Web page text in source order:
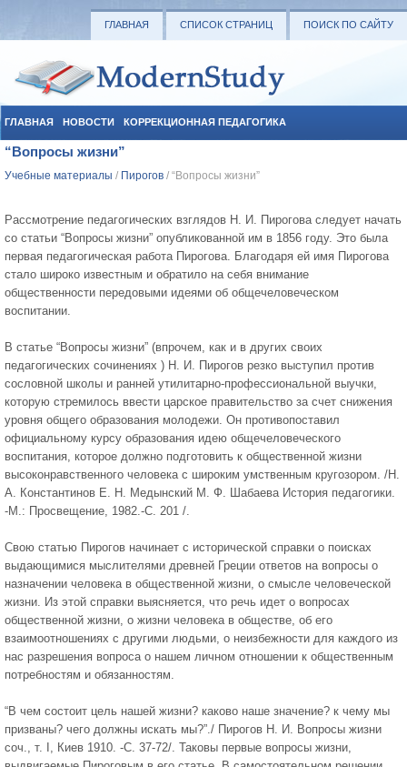
ГЛАВНАЯ СПИСОК СТРАНИЦ ПОИСК ПО САЙТУ
ГЛАВНАЯ НОВОСТИ КОРРЕКЦИОННАЯ ПЕДАГОГИКА
СОЦИАЛЬНАЯ ПЕДАГОГИКА
“Вопросы жизни”
Учебные материалы / Пирогов / “Вопросы жизни”
Рассмотрение педагогических взглядов Н. И. Пирогова следует начать
со статьи “Вопросы жизни” опубликованной им в 1856 году. Это была
первая педагогическая работа Пирогова. Благодаря ей имя Пирогова
стало широко известным и обратило на себя внимание
общественности передовыми идеями об общечеловеческом
воспитании.
В статье “Вопросы жизни” (впрочем, как и в других своих
педагогических сочинениях ) Н. И. Пирогов резко выступил против
сословной школы и ранней утилитарно-профессиональной выучки,
которую стремилось ввести царское правительство за счет снижения
уровня общего образования молодежи. Он противопоставил
официальному курсу образования идею общечеловеческого
воспитания, которое должно подготовить к общественной жизни
высоконравственного человека с широким умственным кругозором. /Н.
А. Константинов Е. Н. Медынский М. Ф. Шабаева История педагогики.
-М.: Просвещение, 1982.-С. 201 /.
Свою статью Пирогов начинает с исторической справки о поисках
выдающимися мыслителями древней Греции ответов на вопросы о
назначении человека в общественной жизни, о смысле человеческой
жизни. Из этой справки выясняется, что речь идет о вопросах
общественной жизни, о жизни человека в обществе, об его
взаимоотношениях с другими людьми, о неизбежности для каждого из
нас разрешения вопроса о нашем личном отношении к общественным
потребностям и обязанностям.
“В чем состоит цель нашей жизни? каково наше значение? к чему мы
призваны? чего должны искать мы?”./ Пирогов Н. И. Вопросы жизни
cоч., т. I, Киев 1910. -C. 37-72/. Таковы первые вопросы жизни,